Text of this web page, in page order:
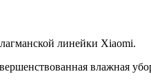
линейки Xiaomi.
влажная